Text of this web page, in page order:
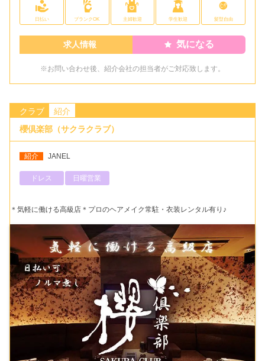
日払い ブランクOK 主婦歓迎 学生歓迎 髪型自由
求人情報 気になる
※お問い合わせ後、紹介会社の担当者がご対応致します。
クラブ
紹介
櫻倶楽部（サクラクラブ）
紹介 JANEL
ドレス 日曜営業
＊気軽に働ける高級店＊プロのヘアメイク常駐・衣装レンタル有り♪